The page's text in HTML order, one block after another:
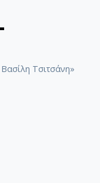
Τσιτσάνη»